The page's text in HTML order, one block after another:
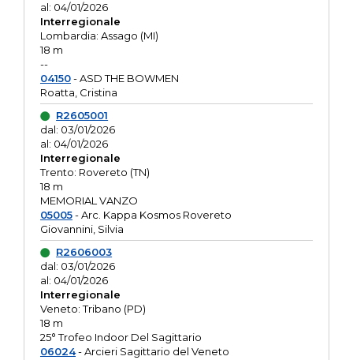
al: 04/01/2026
Interregionale
Lombardia: Assago (MI)
18 m
--
04150- ASD THE BOWMEN
Roatta, Cristina
R2605001
dal: 03/01/2026
al: 04/01/2026
Interregionale
Trento: Rovereto (TN)
18 m
MEMORIAL VANZO
05005- Arc. Kappa Kosmos Rovereto
Giovannini, Silvia
R2606003
dal: 03/01/2026
al: 04/01/2026
Interregionale
Veneto: Tribano (PD)
18 m
25° Trofeo Indoor Del Sagittario
06024- Arcieri Sagittario del Veneto